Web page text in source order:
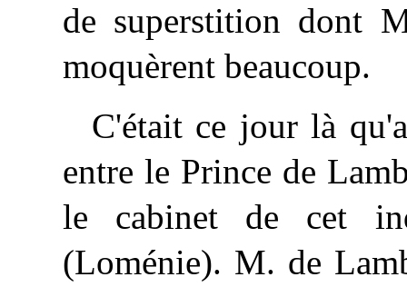
de superstition dont
moquèrent beaucoup.
C'était ce jour là
entre le Prince de
le cabinet de cet
(Loménie). M. de